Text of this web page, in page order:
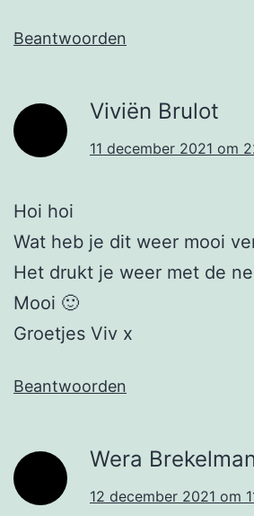
Beantwoorden
Viviën Brulot
11 december 2021 om
Hoi hoi
Wat heb je dit weer mooi
Het drukt je weer met de
Mooi 🙂
Groetjes Viv x
Beantwoorden
Wera
12 december 2021 om